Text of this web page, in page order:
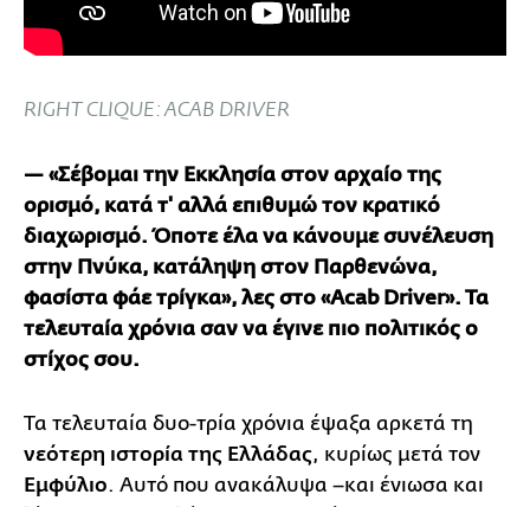
RIGHT CLIQUE: ACAB DRIVER
— «Σέβομαι την Eκκλησία στον αρχαίο της
ορισμό, κατά τ' αλλά επιθυμώ τον κρατικό
διαχωρισμό. Όποτε έλα να κάνουμε συνέλευση
στην Πνύκα, κατάληψη στον Παρθενώνα,
φασίστα φάε τρίγκα», λες στο «Acab Driver». Τα
τελευταία χρόνια σαν να έγινε πιο πολιτικός ο
στίχος σου.
Τα τελευταία δυο-τρία χρόνια έψαξα αρκετά τη
νεότερη ιστορία της Ελλάδας, κυρίως μετά τον
Εμφύλιο. Αυτό που ανακάλυψα –και ένιωσα και